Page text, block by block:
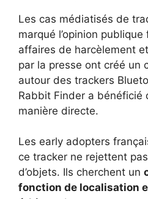
Les cas médiatisés de
marqué l’opinion
affaires de harcèlement
par la presse ont créé un
autour des trackers
Rabbit Finder a bénéficié
manière directe.
Les early adopters
ce tracker ne rejettent
d’objets. Ils cherchent un
fonction de localisation